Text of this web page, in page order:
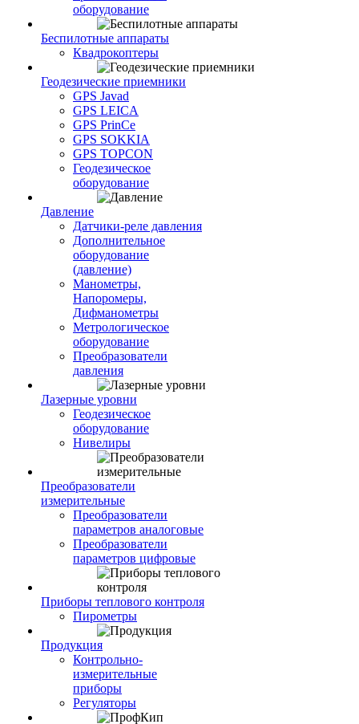
оборудование
Беспилотные аппараты
Квадрокоптеры
Геодезические приемники
GPS Javad
GPS LEICA
GPS PrinCe
GPS SOKKIA
GPS TOPCON
Геодезическое
оборудование
Давление
Датчики-реле давления
Дополнительное
оборудование
(давление)
Манометры,
Напоромеры,
Дифманометры
Метрологическое
оборудование
Преобразователи
давления
Лазерные уровни
Геодезическое
оборудование
Нивелиры
Преобразователи
измерительные
Преобразователи
параметров аналоговые
Преобразователи
параметров цифровые
Приборы теплового контроля
Пирометры
Продукция
Контрольно-
измерительные
приборы
Регуляторы